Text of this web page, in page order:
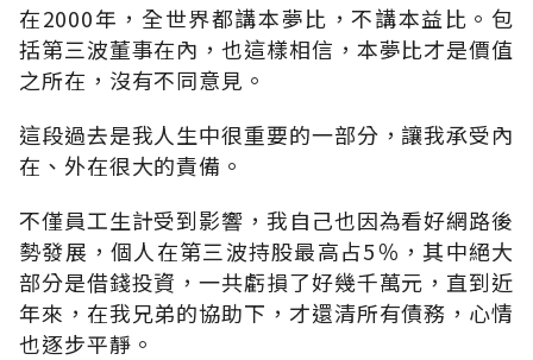
在2000年，全世界都講本夢比，不講本益比。包
括第三波董事在內，也這樣相信，本夢比才是價值
之所在，沒有不同意見。
這段過去是我人生中很重要的一部分，讓我承受內
在、外在很大的責備。
不僅員工生計受到影響，我自己也因為看好網路後
勢發展，個人在第三波持股最高占5％，其中絕大
部分是借錢投資，一共虧損了好幾千萬元，直到近
年來，在我兄弟的協助下，才還清所有債務，心情
也逐步平靜。